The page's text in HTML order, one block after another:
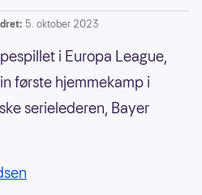
5. oktober 2023
i Europa League,
første hjemmekamp i
serielederen, Bayer